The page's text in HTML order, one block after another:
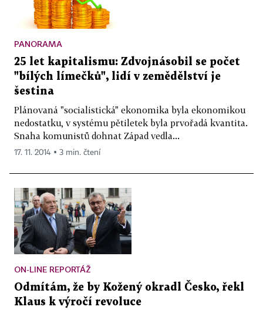
PANORAMA
25 let kapitalismu: Zdvojnásobil se počet
"bílých límečků", lidí v zemědělství je
šestina
Plánovaná "socialistická" ekonomika byla ekonomikou
nedostatku, v systému pětiletek byla prvořadá kvantita.
Snaha komunistů dohnat Západ vedla...
17. 11. 2014 ▪ 3 min. čtení
ON-LINE REPORTÁŽ
Odmítám, že by Kožený okradl Česko, řekl
Klaus k výročí revoluce